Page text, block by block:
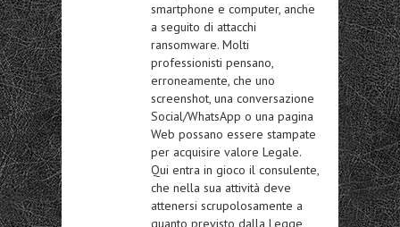
smartphone e computer, anche
a seguito di attacchi
ransomware. Molti
professionisti pensano,
erroneamente, che uno
screenshot, una conversazione
Social/WhatsApp o una pagina
Web possano essere stampate
per acquisire valore Legale.
Qui entra in gioco il consulente,
che nella sua attività deve
attenersi scrupolosamente a
quanto previsto dalla Legge